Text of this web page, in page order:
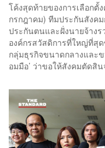
โค้งสุดท้ายของการเลือก
กรกฎาคม) ทีมประกันสังค
ประกันตนและฝั่งนายจ้างร
องค์กรสวัสดิการที่ใหญ่ที่สุ
กลุ่มธุรกิจขนาดกลางและ
อมมือ’ ว่าขอให้สังคมตัดสิ